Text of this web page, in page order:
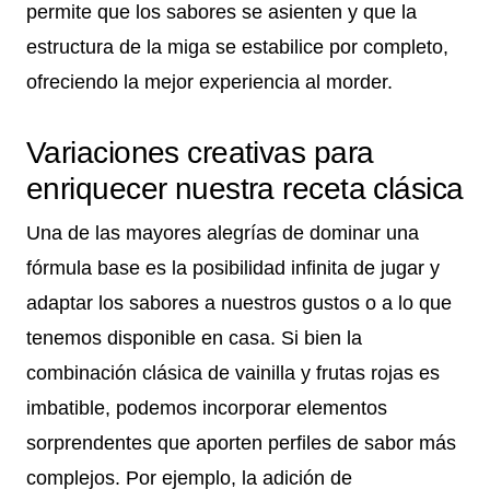
permite que los sabores se asienten y que la
estructura de la miga se estabilice por completo,
ofreciendo la mejor experiencia al morder.
Variaciones creativas para
enriquecer nuestra receta clásica
Una de las mayores alegrías de dominar una
fórmula base es la posibilidad infinita de jugar y
adaptar los sabores a nuestros gustos o a lo que
tenemos disponible en casa. Si bien la
combinación clásica de vainilla y frutas rojas es
imbatible, podemos incorporar elementos
sorprendentes que aporten perfiles de sabor más
complejos. Por ejemplo, la adición de